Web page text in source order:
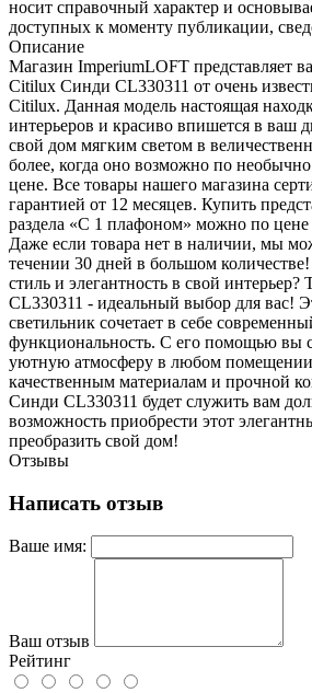
носит справочный характер и
доступных к моменту публикации,
Описание
Магазин ImperiumLOFT представляет
Citilux Синди CL330311 от очень
Citilux. Данная модель настоящая
интерьеров и красиво впишется в ваш
свой дом мягким светом в
более, когда оно возможно по
цене. Все товары нашего магазина
гарантией от 12 месяцев. Купить
раздела «С 1 плафоном» можно по цене
Даже если товара нет в наличии, мы
течении 30 дней в большом
стиль и элегантность в свой
CL330311 - идеальный выбор для вас!
светильник сочетает в себе
функциональность. С его помощью вы
уютную атмосферу в любом
качественным материалам и прочной
Синди CL330311 будет служить вам
возможность приобрести этот
преобразить свой дом!
Отзывы
Написать отзыв
Ваше имя:
Ваш отзыв
Рейтинг